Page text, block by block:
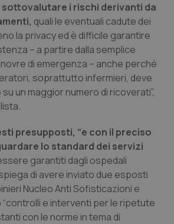
di Bolzano
& Rettocolite Ulcerosa
& patologie neurodegenerative
sottovalutare i rischi derivanti da
quali le eventuali cadute dei
la privacy ed è difficile garantire
– a partire dalla semplice
di emergenza – anche perché
soprattutto infermieri, deve
un maggior numero di ricoverati”,
presupposti, “e con il preciso
lo standard dei servizi
garantiti dagli ospedali
spiega di avere inviato due esposti
Nucleo Anti Sofisticazioni e
“controlli e interventi per le ripetute
con le norme in tema di